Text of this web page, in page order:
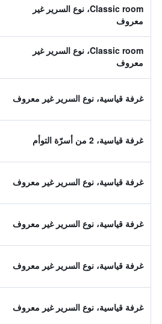
Classic room، نوع السرير غير
معروف
Classic room، نوع السرير غير
معروف
غرفة قياسية، نوع السرير غير معروف
غرفة قياسية، 2 من أسرّة التوأم
غرفة قياسية، نوع السرير غير معروف
غرفة قياسية، نوع السرير غير معروف
غرفة قياسية، نوع السرير غير معروف
غرفة قياسية، نوع السرير غير معروف